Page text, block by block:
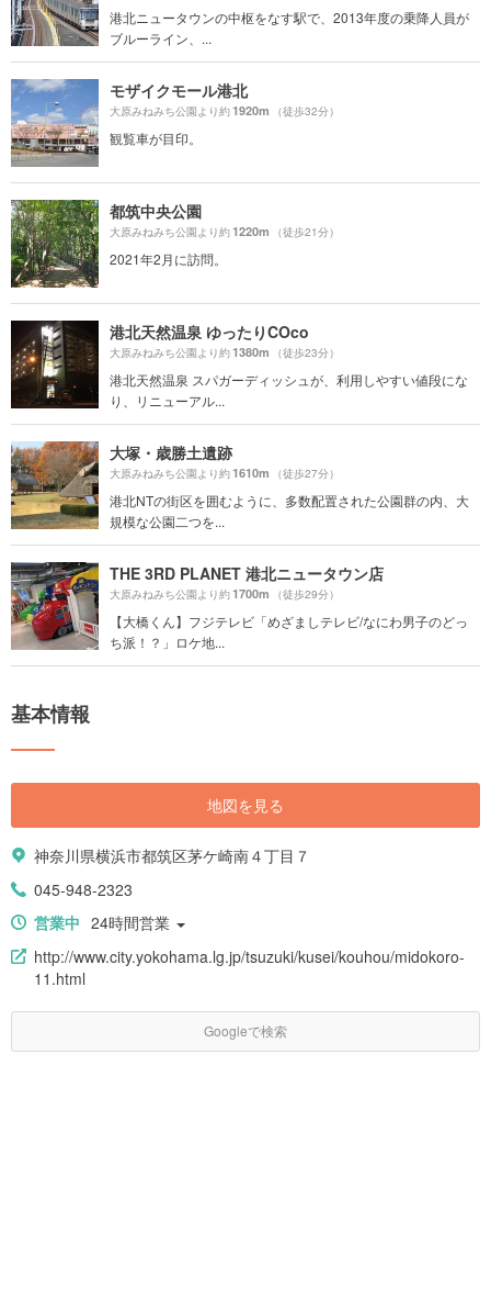
港北ニュータウンの中枢をなす駅で、2013年度の乗降人員が
ブルーライン、...
モザイクモール港北
大原みねみち公園より約1920m （徒歩32分）
観覧車が目印。
都筑中央公園
大原みねみち公園より約1220m （徒歩21分）
2021年2月に訪問。
港北天然温泉 ゆったりCOco
大原みねみち公園より約1380m （徒歩23分）
港北天然温泉 スパガーディッシュが、利用しやすい値段にな
り、リニューアル...
大塚・歳勝土遺跡
大原みねみち公園より約1610m （徒歩27分）
港北NTの街区を囲むように、多数配置された公園群の内、大
規模な公園二つを...
THE 3RD PLANET 港北ニュータウン店
大原みねみち公園より約1700m （徒歩29分）
【大橋くん】フジテレビ「めざましテレビ/なにわ男子のどっ
ち派！？」ロケ地...
基本情報
地図を見る
神奈川県横浜市都筑区茅ケ崎南４丁目７
045-948-2323
営業中 24時間営業
http://www.city.yokohama.lg.jp/tsuzuki/kusei/kouhou/midokoro-
11.html
Googleで検索